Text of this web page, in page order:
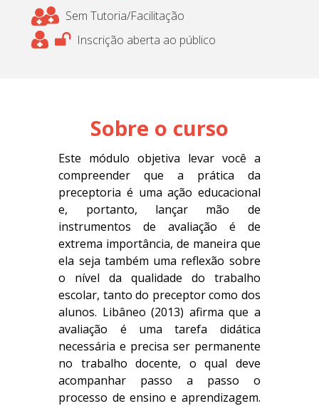
Sem Tutoria/Facilitação
Inscrição aberta ao público
Sobre o curso
Este módulo objetiva levar você a
compreender que a prática da
preceptoria é uma ação educacional
e, portanto, lançar mão de
instrumentos de avaliação é de
extrema importância, de maneira que
ela seja também uma reflexão sobre
o nível da qualidade do trabalho
escolar, tanto do preceptor como dos
alunos. Libâneo (2013) afirma que a
avaliação é uma tarefa didática
necessária e precisa ser permanente
no trabalho docente, o qual deve
acompanhar passo a passo o
processo de ensino e aprendizagem.